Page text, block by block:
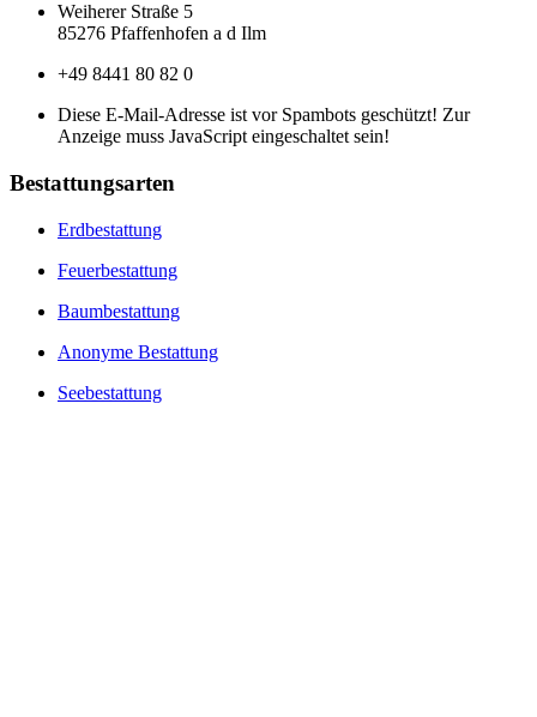
Weiherer Straße 5
85276 Pfaffenhofen a d Ilm
+49 8441 80 82 0
Diese E-Mail-Adresse ist vor Spambots geschützt! Zur
Anzeige muss JavaScript eingeschaltet sein!
Bestattungsarten
Erdbestattung
Feuerbestattung
Baumbestattung
Anonyme Bestattung
Seebestattung